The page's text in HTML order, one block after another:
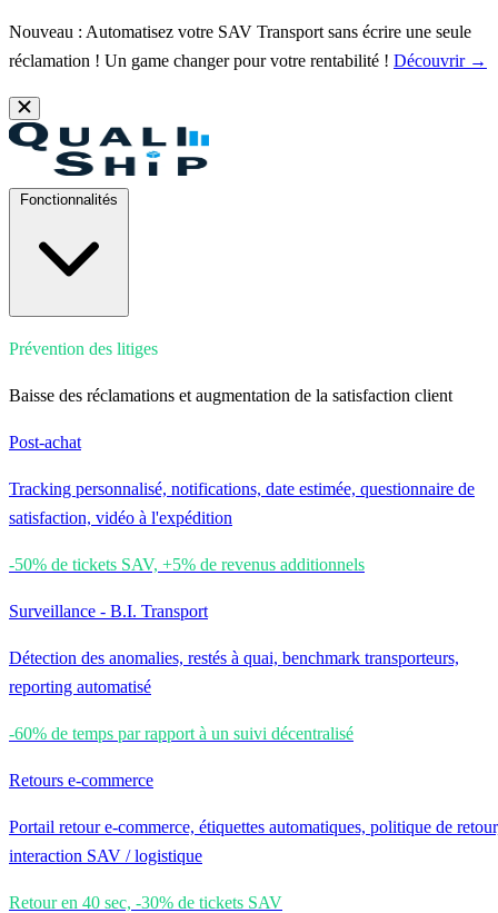
Nouveau : Automatisez votre SAV Transport sans écrire une seule
réclamation ! Un game changer pour votre rentabilité ! Découvrir →
Prévention des litiges
Baisse des réclamations et augmentation de la satisfaction client
Post-achat
Tracking personnalisé, notifications, date estimée, questionnaire de
satisfaction, vidéo à l'expédition
-50% de tickets SAV, +5% de revenus additionnels
Surveillance - B.I. Transport
Détection des anomalies, restés à quai, benchmark transporteurs,
reporting automatisé
-60% de temps par rapport à un suivi décentralisé
Retours e-commerce
Portail retour e-commerce, étiquettes automatiques, politique de
interaction SAV / logistique
Retour en 40 sec, -30% de tickets SAV